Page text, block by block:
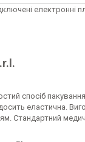
спосіб
еластична.
Стандартний